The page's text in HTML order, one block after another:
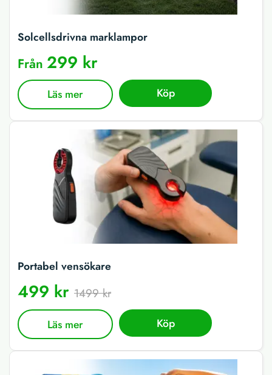
Solcellsdrivna marklampor
Från 299 kr
Läs mer Köp
Portabel vensökare
499 kr 1499 kr
Läs mer Köp